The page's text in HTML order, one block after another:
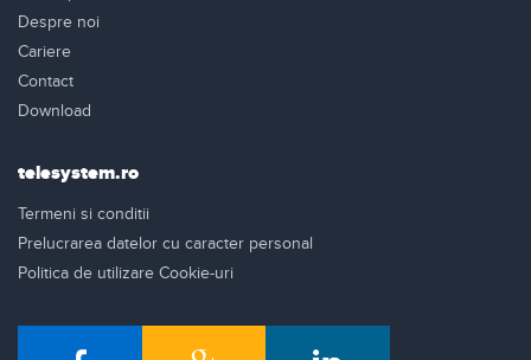
Despre noi
Cariere
Contact
Download
telesystem.ro
Termeni si conditii
Prelucrarea datelor cu caracter personal
Politica de utilizare Cookie-uri